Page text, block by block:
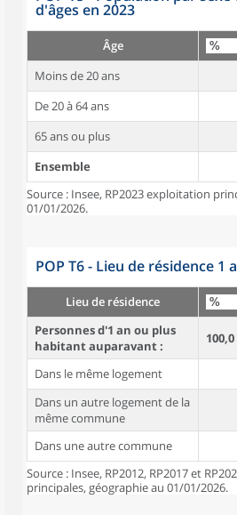
d'âges en 2023
Âge
Moins de 20 ans
De 20 à 64 ans
65 ans ou plus
Ensemble
Source : Insee, RP2023 exploitation
01/01/2026.
POP T6 - Lieu de résidence 1
Lieu de résidence
Personnes d'1 an ou plus
habitant auparavant :
100,0
Dans le même logement
Dans un autre logement de la
même commune
Dans une autre commune
Source : Insee, RP2012, RP2017 et
principales, géographie au 01/01/2026.